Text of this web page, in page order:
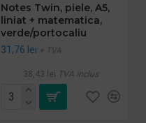
Notes Twin, piele, A5,
liniat + matematica,
verde/portocaliu
31,76 lei + TVA
38,43 lei TVA inclus